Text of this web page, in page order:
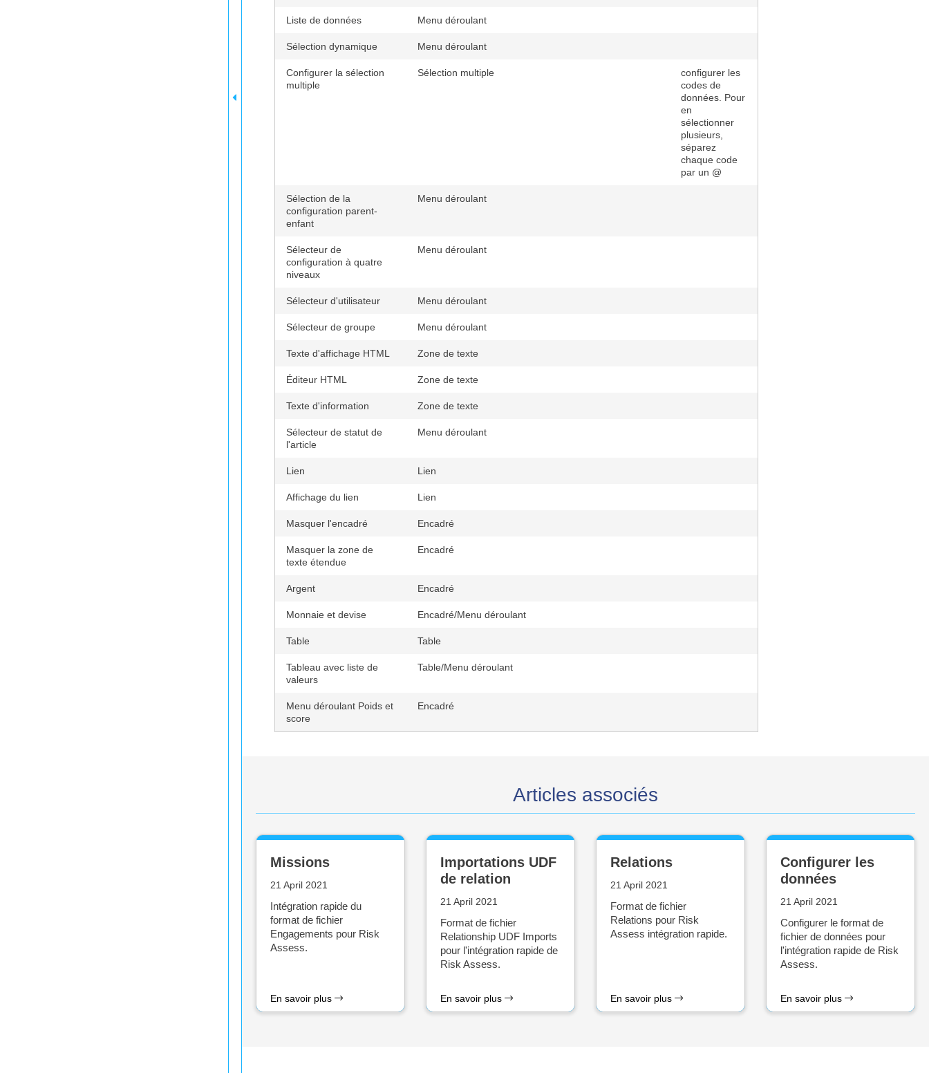
Liste de données Menu déroulant
Sélection dynamique Menu déroulant
Configurer la sélection
multiple
Sélection multiple
configurer les
codes de
données. Pour
en
sélectionner
plusieurs,
séparez
chaque code
par un @
Sélection de la
configuration parent-
enfant
Menu déroulant
Sélecteur de
configuration à quatre
niveaux
Menu déroulant
Sélecteur d'utilisateur Menu déroulant
Sélecteur de groupe Menu déroulant
Texte d'affichage HTML Zone de texte
Éditeur HTML Zone de texte
Texte d'information Zone de texte
Sélecteur de statut de
l'article
Menu déroulant
Lien Lien
Affichage du lien Lien
Masquer l'encadré Encadré
Masquer la zone de
texte étendue
Encadré
Argent Encadré
Monnaie et devise Encadré/Menu déroulant
Table Table
Tableau avec liste de
valeurs
Table/Menu déroulant
Menu déroulant Poids et
score
Encadré
Articles associés
Missions
21 April 2021
Intégration rapide du
format de fichier
Engagements pour Risk
Assess.
En savoir plus
Importations UDF
de relation
21 April 2021
Format de fichier
Relationship UDF Imports
pour l'intégration rapide de
Risk Assess.
En savoir plus
Relations
21 April 2021
Format de fichier
Relations pour Risk
Assess intégration rapide.
En savoir plus
Configurer les
données
21 April 2021
Configurer le format de
fichier de données pour
l'intégration rapide de Risk
Assess.
En savoir plus